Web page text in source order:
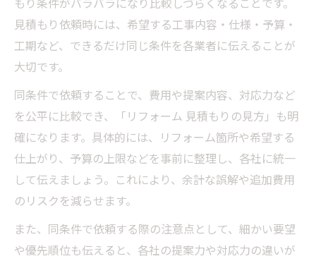
見積もり依頼時には、希望する工事内容・仕様・予算・
工期など、できるだけ同じ条件を各業者に伝えることが
大切です。
同条件で依頼することで、費用や提案内容、対応力など
を公平に比較でき、「リフォーム 見積もりの見方」も明
確になります。具体的には、リフォーム箇所や希望する
仕上がり、予算の上限などを事前に整理し、各社に統一
して伝えましょう。これにより、余計な誤解や追加費用
のリスクを減らせます。
また、同条件で依頼する際の注意点として、細かい要望
や優先順位も伝えると、各社の提案力や対応力の違いが